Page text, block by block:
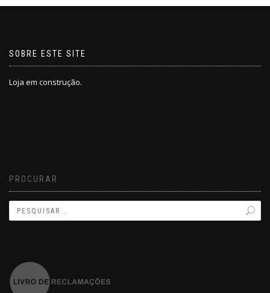
SOBRE ESTE SITE
Loja em construção.
PROCURAR